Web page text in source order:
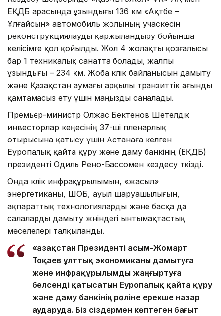
ЕҚДБ арасында ұзындығы 136 км «Ақтөбе –
Ұлғайсын» автомобиль жолының учаскесін
реконструкциялауды қаржыландыру бойынша
келісімге қол қойылды. Жол 4 жолақты қозғалысы
бар 1 техникалық санатта болады, жалпы
ұзындығы – 234 км. Жоба көлік байланысын дамыту
және Қазақстан аумағы арқылы транзиттік ағынды
қамтамасыз ету үшін маңызды саналады.
Премьер-министр Олжас Бектенов Шетелдік
инвесторлар кеңесінің 37-ші пленарлық
отырысына қатысу үшін Астанаға келген
Еуропалық қайта құру және даму банкінің (ЕҚДБ)
президенті Одиль Рено-Бассомен кездесу өткізді.
Онда көлік инфрақұрылымын, «жасыл»
энергетиканы, ШОБ, ауыл шаруашылығын,
ақпараттық технологияларды және басқа да
салаларды дамыту жөніндегі ынтымақтастық
мәселелері талқыланды.
«Қазақстан Президенті Қасым-Жомарт
Тоқаев ұлттық экономиканы дамытуға
және инфрақұрылымды жаңғыртуға
белсенді қатысатын Еуропалық қайта құру
және даму банкінің рөліне ерекше назар
аударуда. Біз сіздермен көптеген бағыт